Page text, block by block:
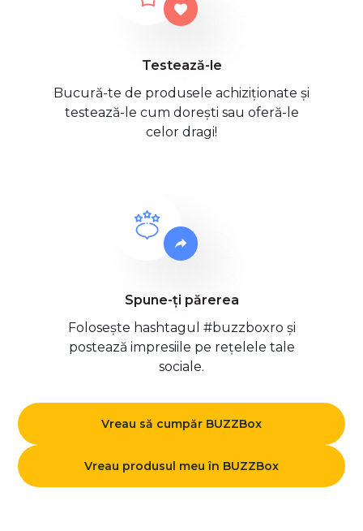
Testează-le
Bucură-te de produsele achiziționate și
testează-le cum dorești sau oferă-le
celor dragi!
Spune-ți părerea
Folosește hashtagul #buzzboxro și
postează impresiile pe rețelele tale
sociale.
Vreau să cumpăr BUZZBox
Vreau produsul meu în BUZZBox